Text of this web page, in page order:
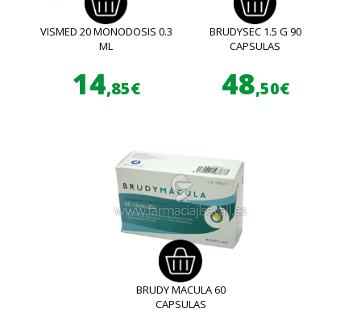
VISMED 20 MONODOSIS 0.3
ML
14,85€
BRUDYSEC 1.5 G 90
CAPSULAS
48,50€
BRUDY MACULA 60
CAPSULAS